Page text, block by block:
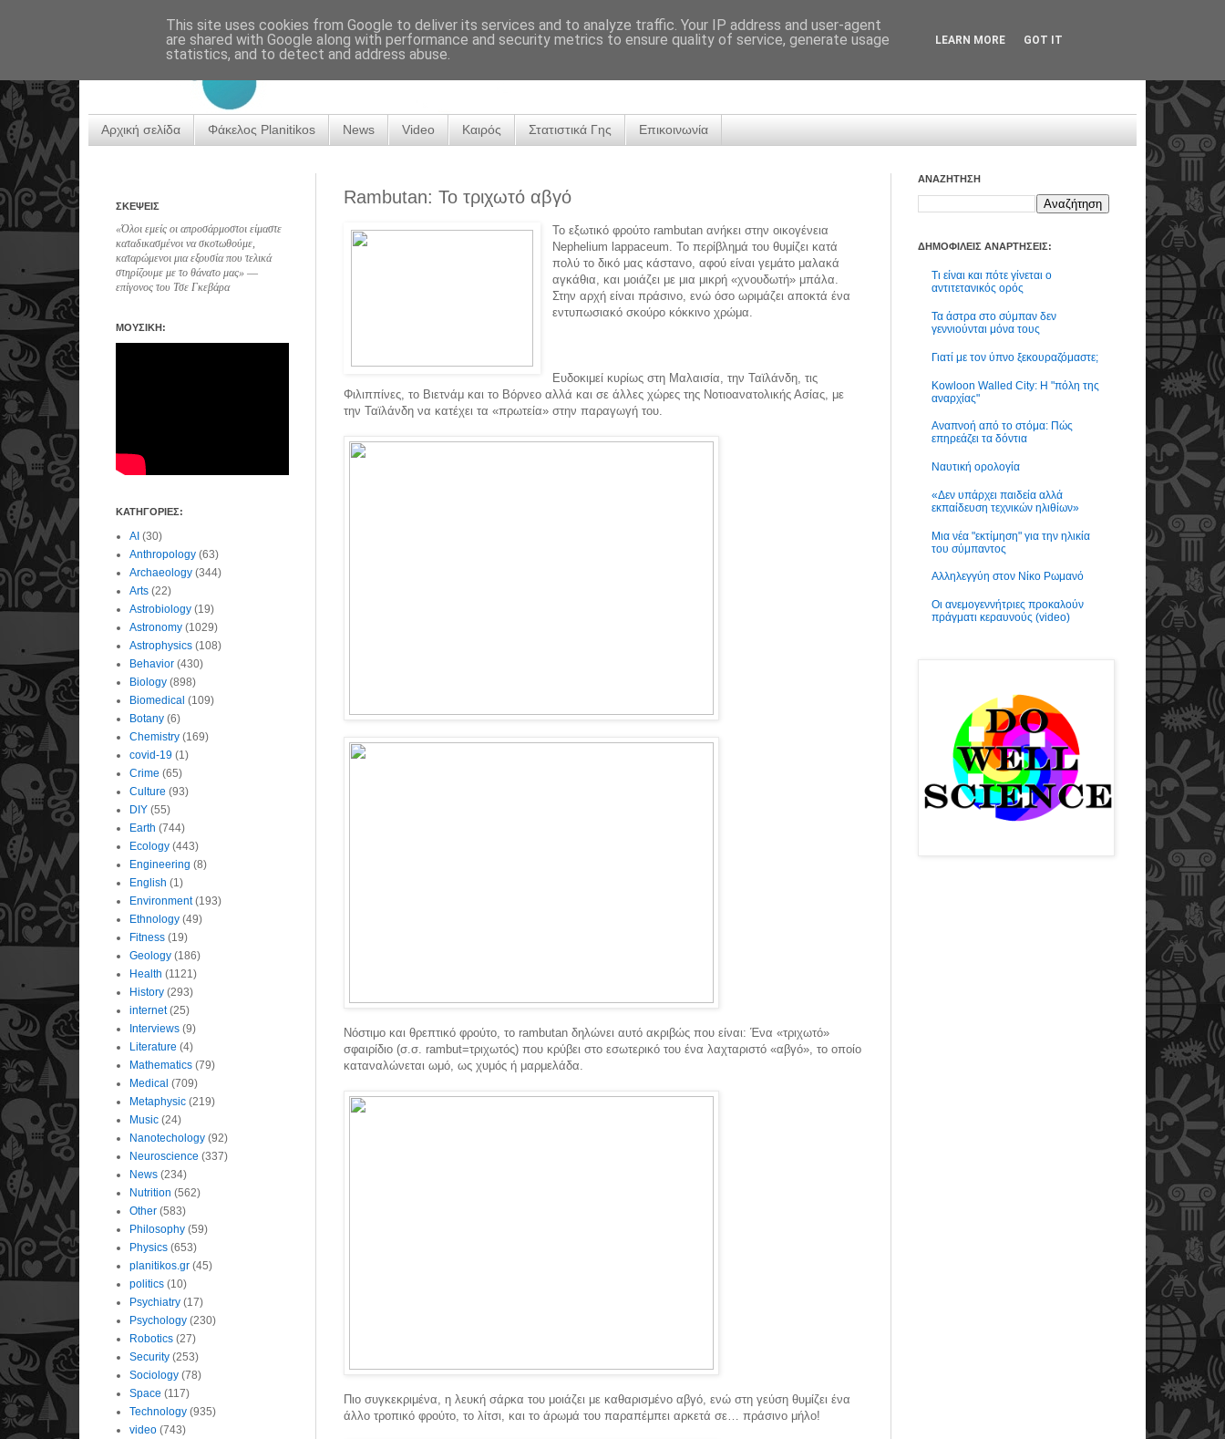
Αρχική σελίδα Φάκελος Planitikos News Video Καιρός Στατιστικά Γης Επικοινωνία
Rambutan: Το τριχωτό αβγό
Το εξωτικό φρούτο rambutan ανήκει στην οικογένεια
Nephelium lappaceum. Το περίβλημά του θυμίζει κατά
πολύ το δικό μας κάστανο, αφού είναι γεμάτο μαλακά
αγκάθια, και μοιάζει με μια μικρή «χνουδωτή» μπάλα.
Στην αρχή είναι πράσινο, ενώ όσο ωριμάζει αποκτά ένα
εντυπωσιακό σκούρο κόκκινο χρώμα.
Ευδοκιμεί κυρίως στη Μαλαισία, την Ταϊλάνδη, τις
Φιλιππίνες, το Βιετνάμ και το Βόρνεο αλλά και σε άλλες χώρες της Νοτιοανατολικής Ασίας, με
την Ταϊλάνδη να κατέχει τα «πρωτεία» στην παραγωγή του.
Νόστιμο και θρεπτικό φρούτο, το rambutan δηλώνει αυτό ακριβώς που είναι: Ένα «τριχωτό»
σφαιρίδιο (σ.σ. rambut=τριχωτός) που κρύβει στο εσωτερικό του ένα λαχταριστό «αβγό», το οποίο
καταναλώνεται ωμό, ως χυμός ή μαρμελάδα.
Πιο συγκεκριμένα, η λευκή σάρκα του μοιάζει με καθαρισμένο αβγό, ενώ στη γεύση θυμίζει ένα
άλλο τροπικό φρούτο, το λίτσι, και το άρωμά του παραπέμπει αρκετά σε… πράσινο μήλο!
ΣΚΕΨΕΙΣ
«Όλοι εμείς οι απροσάρμοστοι είμαστε
καταδικασμένοι να σκοτωθούμε,
καταρώμενοι μια εξουσία που τελικά
στηρίζουμε με το θάνατο μας» ―
επίγονος του Τσε Γκεβάρα
ΜΟΥΣΙΚΗ:
ΚΑΤΗΓΟΡΙΕΣ:
AI (30)
Anthropology (63)
Archaeology (344)
Arts (22)
Astrobiology (19)
Astronomy (1029)
Astrophysics (108)
Behavior (430)
Biology (898)
Biomedical (109)
Botany (6)
Chemistry (169)
covid-19 (1)
Crime (65)
Culture (93)
DIY (55)
Earth (744)
Ecology (443)
Engineering (8)
English (1)
Environment (193)
Ethnology (49)
Fitness (19)
Geology (186)
Health (1121)
History (293)
internet (25)
Interviews (9)
Literature (4)
Mathematics (79)
Medical (709)
Metaphysic (219)
Music (24)
Nanotechology (92)
Neuroscience (337)
News (234)
Nutrition (562)
Other (583)
Philosophy (59)
Physics (653)
planitikos.gr (45)
politics (10)
Psychiatry (17)
Psychology (230)
Robotics (27)
Security (253)
Sociology (78)
Space (117)
Technology (935)
video (743)
ΑΝΑΖΗΤΗΣΗ
ΔΗΜΟΦΙΛΕΙΣ ΑΝΑΡΤΗΣΕΙΣ:
Τι είναι και πότε γίνεται ο
αντιτετανικός ορός
Τα άστρα στο σύμπαν δεν
γεννιούνται μόνα τους
Γιατί με τον ύπνο ξεκουραζόμαστε;
Kowloon Walled City: Η "πόλη της
αναρχίας"
Αναπνοή από το στόμα: Πώς
επηρεάζει τα δόντια
Ναυτική ορολογία
«Δεν υπάρχει παιδεία αλλά
εκπαίδευση τεχνικών ηλιθίων»
Μια νέα "εκτίμηση" για την ηλικία
του σύμπαντος
Αλληλεγγύη στον Νίκο Ρωμανό
Οι ανεμογεννήτριες προκαλούν
πράγματι κεραυνούς (video)
This site uses cookies from Google to deliver its services and to analyze traffic. Your IP address and user-agent
are shared with Google along with performance and security metrics to ensure quality of service, generate usage
statistics, and to detect and address abuse.
LEARN MORE GOT IT